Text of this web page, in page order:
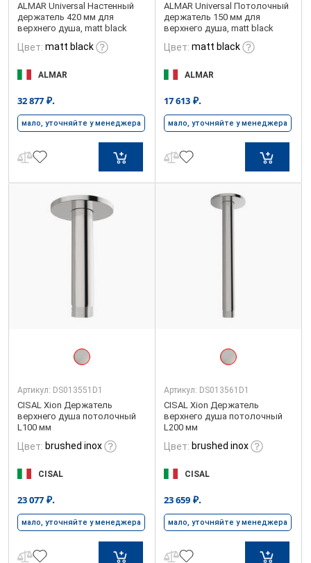
ALMAR Universal Настенный
держатель 420 мм для
верхнего душа, matt black
Цвет: matt black
ALMAR
32 877 ₽.
мало, уточняйте у менеджера
ALMAR Universal Потолочный
держатель 150 мм для
верхнего душа, matt black
Цвет: matt black
ALMAR
17 613 ₽.
мало, уточняйте у менеджера
Артикул: DS013551D1
CISAL Xion Держатель
верхнего душа потолочный
L100 мм
Цвет: brushed inox
CISAL
23 077 ₽.
мало, уточняйте у менеджера
Артикул: DS013561D1
CISAL Xion Держатель
верхнего душа потолочный
L200 мм
Цвет: brushed inox
CISAL
23 659 ₽.
мало, уточняйте у менеджера